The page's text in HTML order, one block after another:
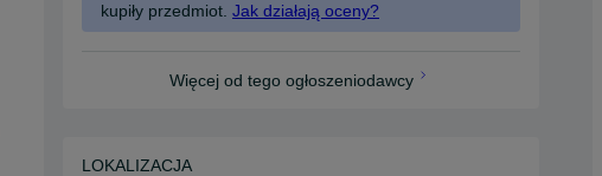
kupiły przedmiot. Jak działają oceny?
Więcej od tego ogłoszeniodawcy
LOKALIZACJA